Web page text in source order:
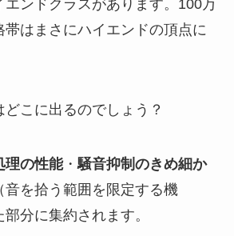
エンドクラスがあります。100万
帯はまさにハイエンドの頂点に
こに出るのでしょう？
理の性能・騒音抑制のきめ細か
音を拾う範囲を限定する機
分に集約されます。